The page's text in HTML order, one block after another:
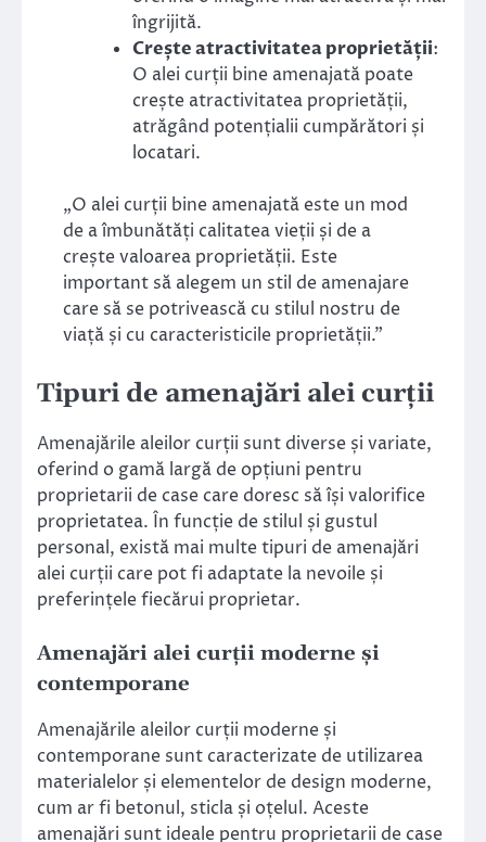
îngrijită.
Crește atractivitatea proprietății:
O alei curții bine amenajată poate
crește atractivitatea proprietății,
atrăgând potențialii cumpărători și
locatari.
„O alei curții bine amenajată este un mod
de a îmbunătăți calitatea vieții și de a
crește valoarea proprietății. Este
important să alegem un stil de amenajare
care să se potrivească cu stilul nostru de
viață și cu caracteristicile proprietății.”
Tipuri de amenajări alei curții
Amenajările aleilor curții sunt diverse și variate,
oferind o gamă largă de opțiuni pentru
proprietarii de case care doresc să își valorifice
proprietatea. În funcție de stilul și gustul
personal, există mai multe tipuri de amenajări
alei curții care pot fi adaptate la nevoile și
preferințele fiecărui proprietar.
Amenajări alei curții moderne și
contemporane
Amenajările aleilor curții moderne și
contemporane sunt caracterizate de utilizarea
materialelor și elementelor de design moderne,
cum ar fi betonul, sticla și oțelul. Aceste
amenajări sunt ideale pentru proprietarii de case